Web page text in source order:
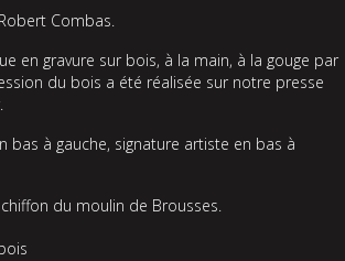
Combas.
en gravure sur bois, à la main, à la gouge par
du bois a été réalisée sur notre presse
bas à gauche, signature artiste en bas à
du moulin de Brousses.